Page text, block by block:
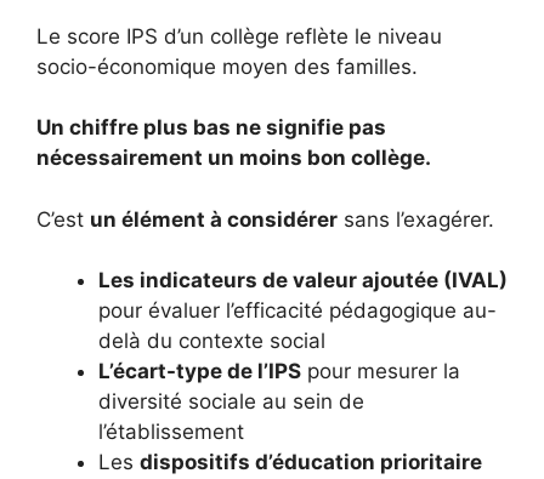
Le score IPS d’un collège reflète le niveau
socio-économique moyen des familles.
Un chiffre plus bas ne signifie pas
nécessairement un moins bon collège.
C’est un élément à considérer sans l’exagérer.
Les indicateurs de valeur ajoutée (IVAL)
pour évaluer l’efficacité pédagogique au-
delà du contexte social
L’écart-type de l’IPS pour mesurer la
diversité sociale au sein de
l’établissement
Les dispositifs d’éducation prioritaire